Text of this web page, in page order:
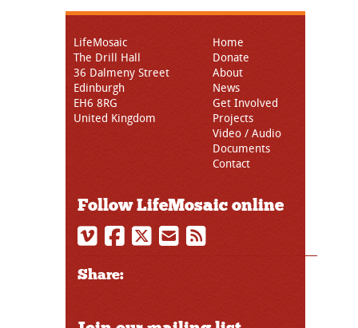
LifeMosaic
The Drill Hall
36 Dalmeny Street
Edinburgh
EH6 8RG
United Kingdom
Home
Donate
About
News
Get Involved
Projects
Video / Audio
Documents
Contact
Follow LifeMosaic online
Share: